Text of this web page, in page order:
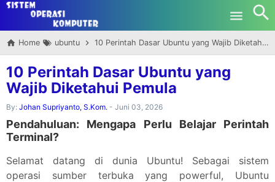
-->
Home ubuntu 10 Perintah Dasar Ubuntu yang Wajib Diketahui Pemula
10 Perintah Dasar Ubuntu yang
Wajib Diketahui Pemula
By: Johan Supriyanto, S.Kom. - Juni 03, 2026
Pendahuluan: Mengapa Perlu Belajar Perintah
Terminal?
Selamat datang di dunia Ubuntu! Sebagai sistem
operasi sumber terbuka yang powerful, Ubuntu